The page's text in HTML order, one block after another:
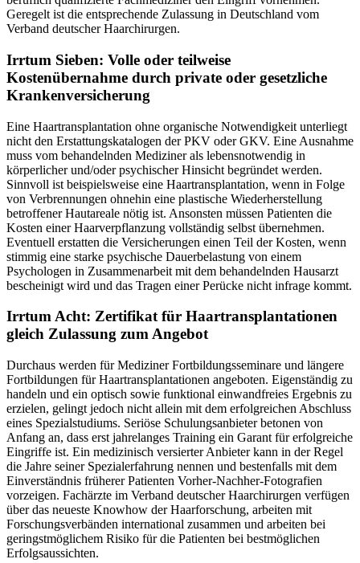
Geregelt ist die entsprechende Zulassung in Deutschland vom
Verband deutscher Haarchirurgen.
Irrtum Sieben: Volle oder teilweise
Kostenübernahme durch private oder gesetzliche
Krankenversicherung
Eine Haartransplantation ohne organische Notwendigkeit unterliegt
nicht den Erstattungskatalogen der PKV oder GKV. Eine Ausnahme
muss vom behandelnden Mediziner als lebensnotwendig in
körperlicher und/oder psychischer Hinsicht begründet werden.
Sinnvoll ist beispielsweise eine Haartransplantation, wenn in Folge
von Verbrennungen ohnehin eine plastische Wiederherstellung
betroffener Hautareale nötig ist. Ansonsten müssen Patienten die
Kosten einer Haarverpflanzung vollständig selbst übernehmen.
Eventuell erstatten die Versicherungen einen Teil der Kosten, wenn
stimmig eine starke psychische Dauerbelastung von einem
Psychologen in Zusammenarbeit mit dem behandelnden Hausarzt
bescheinigt wird und das Tragen einer Perücke nicht infrage kommt.
Irrtum Acht: Zertifikat für Haartransplantationen
gleich Zulassung zum Angebot
Durchaus werden für Mediziner Fortbildungsseminare und längere
Fortbildungen für Haartransplantationen angeboten. Eigenständig zu
handeln und ein optisch sowie funktional einwandfreies Ergebnis zu
erzielen, gelingt jedoch nicht allein mit dem erfolgreichen Abschluss
eines Spezialstudiums. Seriöse Schulungsanbieter betonen von
Anfang an, dass erst jahrelanges Training ein Garant für erfolgreiche
Eingriffe ist. Ein medizinisch versierter Anbieter kann in der Regel
die Jahre seiner Spezialerfahrung nennen und bestenfalls mit dem
Einverständnis früherer Patienten Vorher-Nachher-Fotografien
vorzeigen. Fachärzte im Verband deutscher Haarchirurgen verfügen
über das neueste Knowhow der Haarforschung, arbeiten mit
Forschungsverbänden international zusammen und arbeiten bei
geringstmöglichem Risiko für die Patienten bei bestmöglichen
Erfolgsaussichten.